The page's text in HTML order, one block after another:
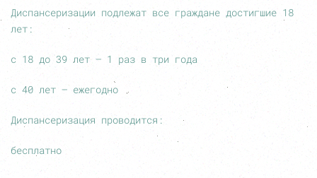
Диспансеризации подлежат все граждане достигшие 18
лет:
с 18 до 39 лет — 1 раз в три года
с 40 лет — ежегодно
Диспансеризация проводится:
бесплатно